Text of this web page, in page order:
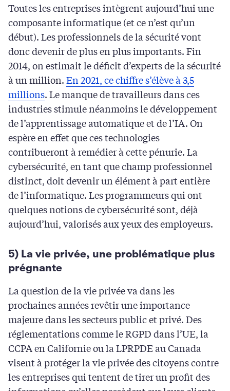
Toutes les entreprises intègrent aujourd’hui une
composante informatique (et ce n’est qu’un
début). Les professionnels de la sécurité vont
donc devenir de plus en plus importants. Fin
2014, on estimait le déficit d’experts de la sécurité
à un million.En 2021, ce chiffre s’élève à 3,5
millions. Le manque de travailleurs dans ces
industries stimule néanmoins le développement
de l’apprentissage automatique et de l’IA. On
espère en effet que ces technologies
contribueront à remédier à cette pénurie. La
cybersécurité, en tant que champ professionnel
distinct, doit devenir un élément à part entière
de l’informatique. Les programmeurs qui ont
quelques notions de cybersécurité sont, déjà
aujourd’hui, valorisés aux yeux des employeurs.
5) La vie privée, une problématique plus
prégnante
La question de la vie privée va dans les
prochaines années revêtir une importance
majeure dans les secteurs public et privé. Des
réglementations comme le RGPD dans l’UE, la
CCPA en Californie ou la LPRPDE au Canada
visent à protéger la vie privée des citoyens contre
les entreprises qui tentent de tirer un profit des